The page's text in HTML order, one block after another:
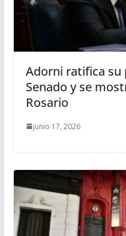
Adorni ratifica su
Senado y se
Rosario
junio 17, 2026